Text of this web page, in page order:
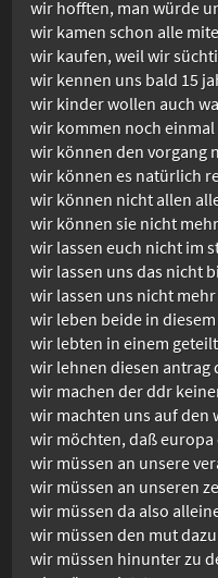
wir hofften, man würde
wir kamen schon alle
wir kaufen, weil wir
wir kennen uns bald 15
wir kinder wollen auch
wir kommen noch
wir können den vorgang
wir können es natürlich
wir können nicht allen
wir können sie nicht
wir lassen euch nicht im
wir lassen uns das nicht
wir lassen uns nicht
wir leben beide in
wir lebten in einem
wir lehnen diesen antrag
wir machen der ddr
wir machten uns auf den
wir möchten, daß
wir müssen an unsere
wir müssen an unseren
wir müssen da also
wir müssen den mut
wir müssen hinunter zu